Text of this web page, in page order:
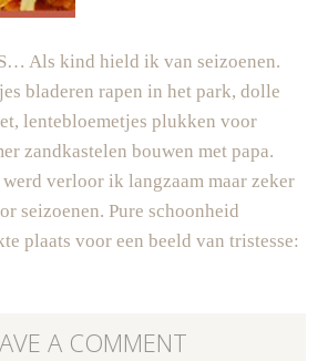
Als kind hield ik van seizoenen.
bladeren rapen in het park, dolle
lentebloemetjes plukken voor
zandkastelen bouwen met papa.
verloor ik langzaam maar zeker
seizoenen. Pure schoonheid
plaats voor een beeld van tristesse:
A COMMENT